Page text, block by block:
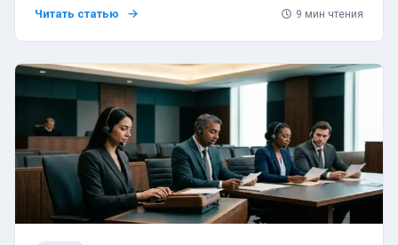
Читать статью 9 мин чтения